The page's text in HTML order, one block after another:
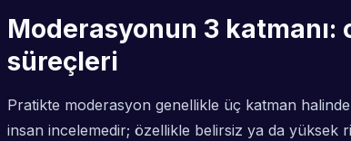
Moderasyonun 3
süreçleri
Pratikte moderasyon genellikle üç katman
insan incelemedir; özellikle belirsiz ya da